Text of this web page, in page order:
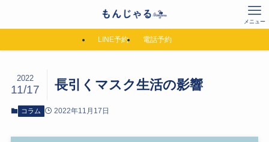
メニュー
LINE予約 電話予約
長引くマスク生活の影響
2022
11/17
コラム 2022年11月17日